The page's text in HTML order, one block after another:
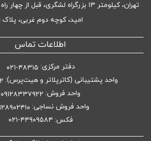
تهران، کیلومتر ۱۳ بزرگراه لشگری، قبل از
امید، کوچه دوم غربی، پلاک ۱
اطلاعات تماس
دفتر مرکزی: ۴۸۳۱۵-۰۲۱
واحد پشتیبانی (کاترپلاتر و هیت‌پرس):
واحد فروش: ۰۹۱۲۸۳۳۷۹۲۲
واحد فروش نساجی:
فکس: ۴۴۹۰۹۵۸۴-۰۲۱